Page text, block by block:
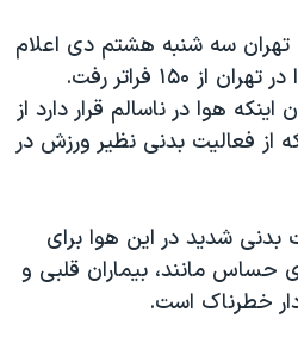
سه شنبه هشتم دی اعلام
کرد که شاخص کیفیت هوا در تهران از ۱۵۰ فراتر رفت.
هوا در ناسالم قرار دارد از
از فعالیت بدنی نظیر ورزش در
بدنی شدید در این هوا برای
حساس مانند، بیماران قلبی و
خطرناک است.